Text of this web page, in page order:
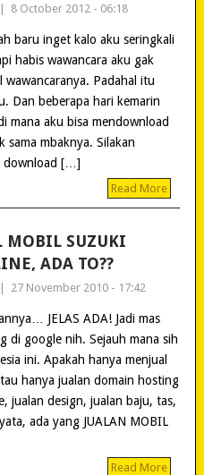
8 October 2012 - 06:18
baru inget kalo aku seringkali
habis wawancara aku gak
Padahal itu
Dan beberapa hari kemarin
mana aku bisa mendownload
sama mbaknya. Silakan
download […]
Read More
MOBIL SUZUKI
ADA TO??
27 November 2010 - 17:42
JELAS ADA! Jadi mas
di google nih. Sejauh mana sih
ini. Apakah hanya menjual
hanya jualan domain hosting
jualan design, jualan baju, tas,
ada yang JUALAN MOBIL
Read More